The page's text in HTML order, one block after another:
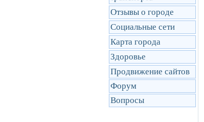
Отзывы о городе
Социальные сети
Карта города
Здоровье
Продвижение сайтов
Форум
Вопросы